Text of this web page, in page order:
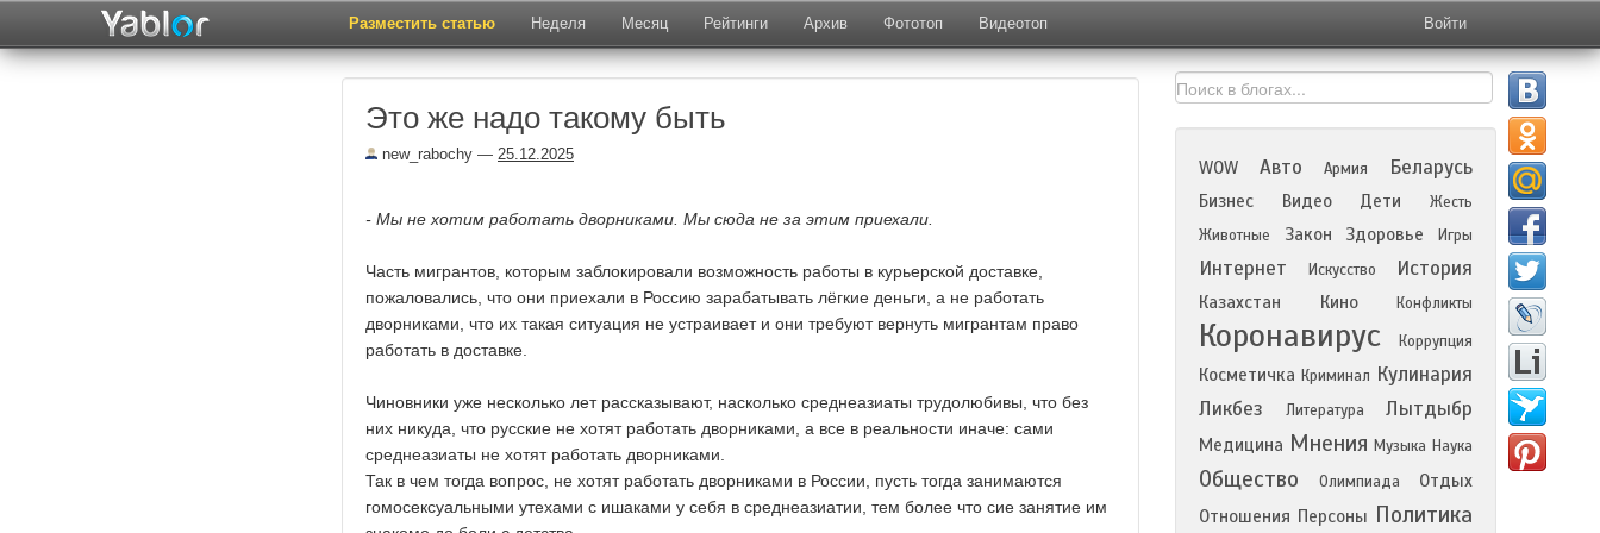
Разместить статью Неделя Месяц Рейтинги Архив Фототоп Видеотоп Войти
Это же надо такому быть
new_rabochy — 25.12.2025
- Мы не хотим работать дворниками. Мы сюда не за этим приехали.
Часть мигрантов, которым заблокировали возможность работы в курьерской доставке,
пожаловались, что они приехали в Россию зарабатывать лёгкие деньги, а не работать
дворниками, что их такая ситуация не устраивает и они требуют вернуть мигрантам право
работать в доставке.
Чиновники уже несколько лет рассказывают, насколько среднеазиаты трудолюбивы, что без
них никуда, что русские не хотят работать дворниками, а все в реальности иначе: сами
среднеазиаты не хотят работать дворниками.
Так в чем тогда вопрос, не хотят работать дворниками в России, пусть тогда занимаются
гомосексуальными утехами с ишаками у себя в среднеазиатии, тем более что сие занятие им
WOW Авто Армия Беларусь
Бизнес Видео Дети
Жесть
Животные
Закон Здоровье Игры
Интернет Искусство История
Казахстан Кино Конфликты
Коронавирус Коррупция
Косметичка Криминал Кулинария
Ликбез
Литература Лытдыбр
Медицина Мнения Музыка Наука
Общество Олимпиада
Отдых
Отношения Персоны Политика